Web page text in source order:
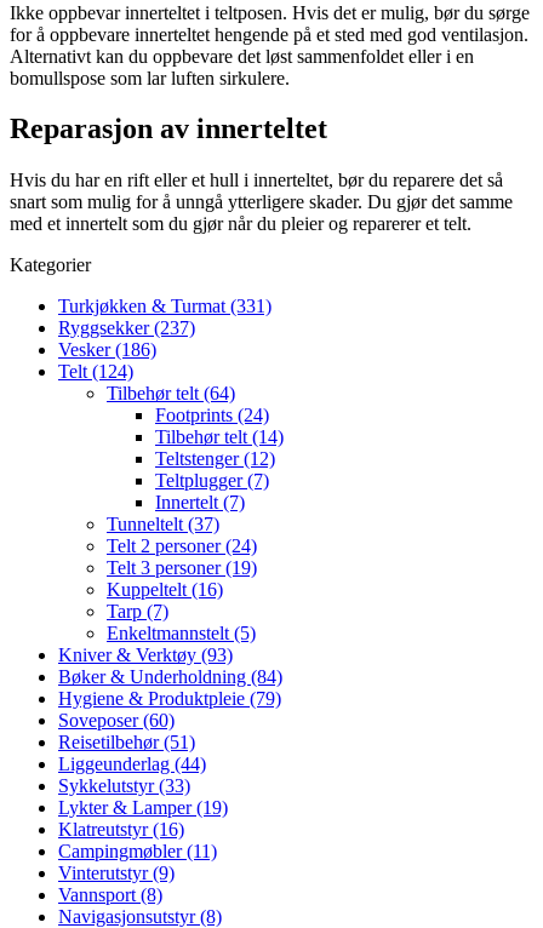
Ikke oppbevar innerteltet i teltposen. Hvis det er mulig, bør du sørge
for å oppbevare innerteltet hengende på et sted med god ventilasjon.
Alternativt kan du oppbevare det løst sammenfoldet eller i en
bomullspose som lar luften sirkulere.
Reparasjon av innerteltet
Hvis du har en rift eller et hull i innerteltet, bør du reparere det så
snart som mulig for å unngå ytterligere skader. Du gjør det samme
med et innertelt som du gjør når du pleier og reparerer et telt.
Kategorier
Turkjøkken & Turmat (331)
Ryggsekker (237)
Vesker (186)
Telt (124)
Tilbehør telt (64)
Footprints (24)
Tilbehør telt (14)
Teltstenger (12)
Teltplugger (7)
Innertelt (7)
Tunneltelt (37)
Telt 2 personer (24)
Telt 3 personer (19)
Kuppeltelt (16)
Tarp (7)
Enkeltmannstelt (5)
Kniver & Verktøy (93)
Bøker & Underholdning (84)
Hygiene & Produktpleie (79)
Soveposer (60)
Reisetilbehør (51)
Liggeunderlag (44)
Sykkelutstyr (33)
Lykter & Lamper (19)
Klatreutstyr (16)
Campingmøbler (11)
Vinterutstyr (9)
Vannsport (8)
Navigasjonsutstyr (8)